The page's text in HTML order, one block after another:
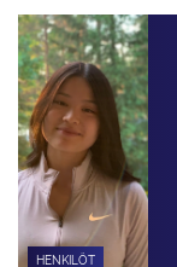
HENKILÖT